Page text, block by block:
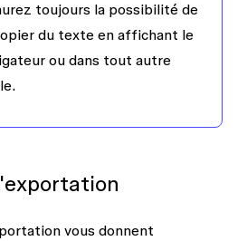
toujours la possibilité de
du texte en affichant le
ou dans tout autre
vous donnent